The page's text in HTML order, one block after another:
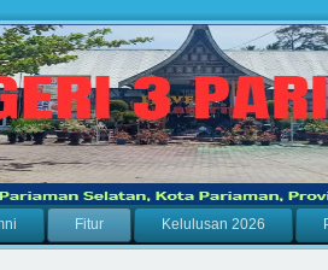
Fitur Kelulusan 2026